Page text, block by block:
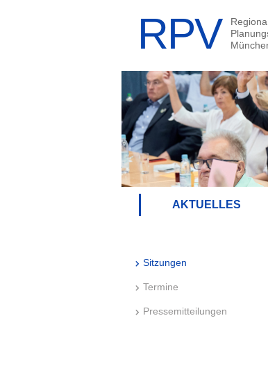
AKTUELLES
Sitzungen
Termine
Pressemitteilungen